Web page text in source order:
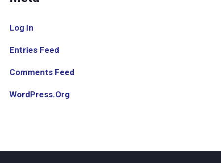
Log In
Entries Feed
Comments Feed
WordPress.org